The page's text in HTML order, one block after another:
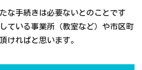
な手続きは必要ないとのことです
ている事業所（教室など）や市区町
ければと思います。